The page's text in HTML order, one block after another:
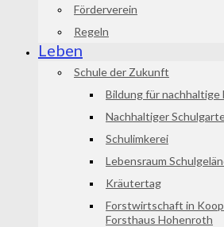
Förderverein
Regeln
Leben
Schule der Zukunft
Bildung für nachhaltige
Nachhaltiger
Schulimkerei
Lebensraum
Kräutertag
Forstwirtschaft in
Forsthaus Hohenroth